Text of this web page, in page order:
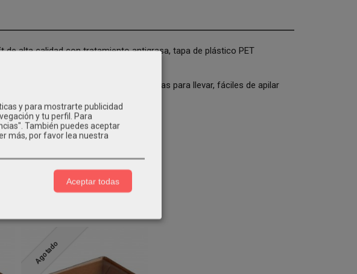
alta calidad con tratamiento antigrasa, tapa de plástico PET
sushi, aperitivos... todo tipo de comidas para llevar, fáciles de apilar
Agotado
y para mostrarte publicidad
y tu perfil. Para
También puedes aceptar
más, por favor lea nuestra
Aceptar todas